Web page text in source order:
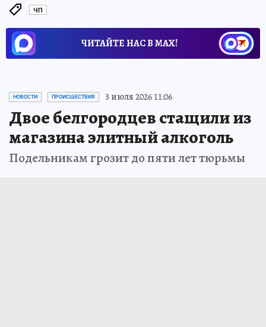
ЧП
ЧИТАЙТЕ НАС В МАХ!
НОВОСТИ ПРОИСШЕСТВИЯ 3 июля 2026 11:06
Двое белгородцев стащили из
магазина элитный алкоголь
Подельникам грозит до пяти лет тюрьмы